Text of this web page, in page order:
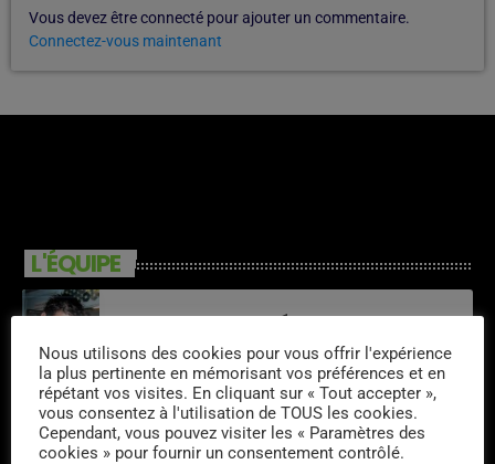
Vous devez être connecté pour ajouter un commentaire.
Connectez-vous maintenant
L'ÉQUIPE
Greg Lavallée
Michel Pruvot
Nous utilisons des cookies pour vous offrir l'expérience
la plus pertinente en mémorisant vos préférences et en
répétant vos visites. En cliquant sur « Tout accepter »,
vous consentez à l'utilisation de TOUS les cookies.
Cependant, vous pouvez visiter les « Paramètres des
cookies » pour fournir un consentement contrôlé.